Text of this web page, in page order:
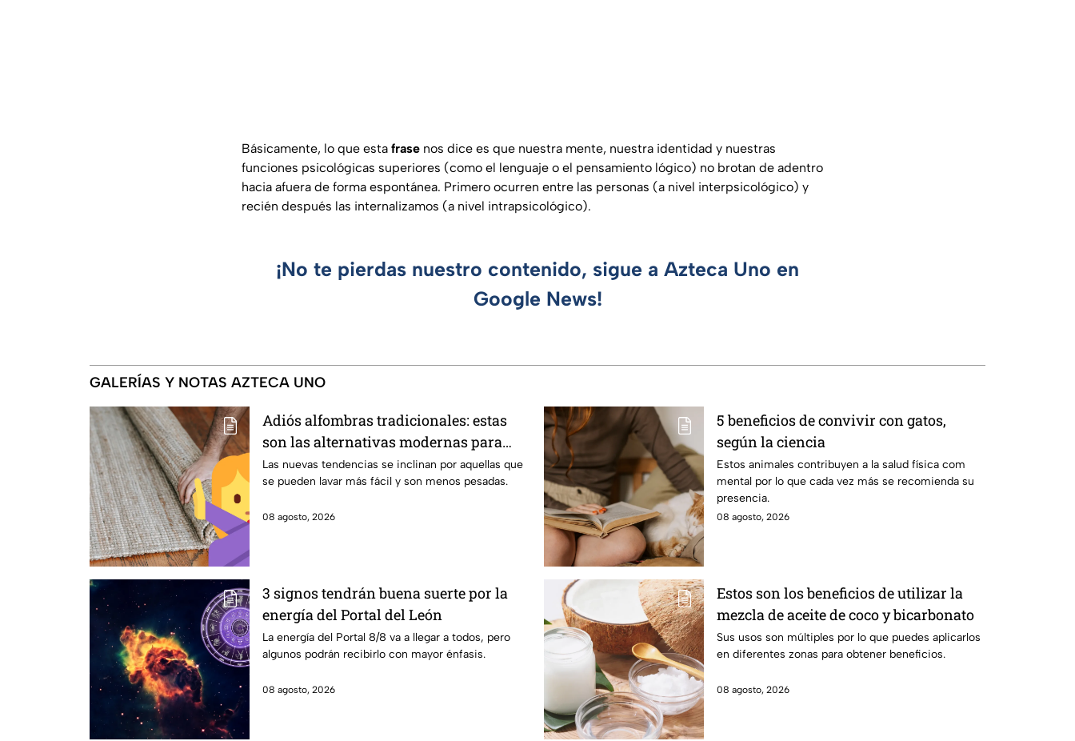
Básicamente, lo que esta frase nos dice es que nuestra mente, nuestra identidad y nuestras
funciones psicológicas superiores (como el lenguaje o el pensamiento lógico) no brotan de adentro
hacia afuera de forma espontánea. Primero ocurren entre las personas (a nivel interpsicológico) y
recién después las internalizamos (a nivel intrapsicológico).
¡No te pierdas nuestro contenido, sigue a Azteca Uno en
Google News!
GALERÍAS Y NOTAS AZTECA UNO
Adiós alfombras tradicionales: estas
son las alternativas modernas para
colocar en tu piso
Las nuevas tendencias se inclinan por aquellas que
se pueden lavar más fácil y son menos pesadas.
08 agosto, 2026
5 beneficios de convivir con gatos,
según la ciencia
Estos animales contribuyen a la salud física com
mental por lo que cada vez más se recomienda su
presencia.
08 agosto, 2026
3 signos tendrán buena suerte por la
energía del Portal del León
La energía del Portal 8/8 va a llegar a todos, pero
algunos podrán recibirlo con mayor énfasis.
08 agosto, 2026
Estos son los beneficios de utilizar la
mezcla de aceite de coco y bicarbonato
Sus usos son múltiples por lo que puedes aplicarlos
en diferentes zonas para obtener beneficios.
08 agosto, 2026